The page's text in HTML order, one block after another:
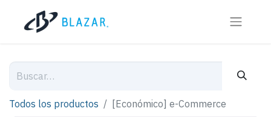
Todos los productos [Económico] e-Commerce